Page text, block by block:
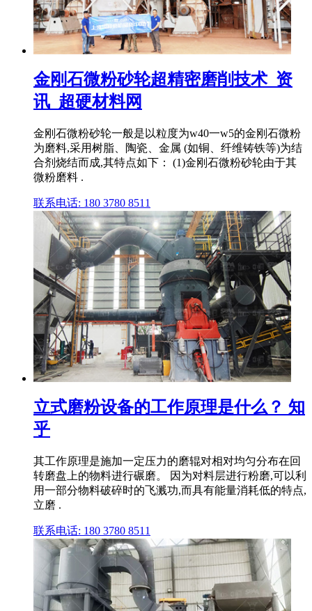
金刚石微粉砂轮超精密磨削技术_资
讯_超硬材料网
金刚石微粉砂轮一般是以粒度为w40一w5的金刚石微粉
为磨料,采用树脂、陶瓷、金属 (如铜、纤维铸铁等)为结
合剂烧结而成,其特点如下： (1)金刚石微粉砂轮由于其
微粉磨料 .
联系电话: 180 3780 8511
立式磨粉设备的工作原理是什么？ 知
乎
其工作原理是施加一定压力的磨辊对相对均匀分布在回
转磨盘上的物料进行碾磨。 因为对料层进行粉磨,可以利
用一部分物料破碎时的飞溅功,而具有能量消耗低的特点,
立磨 .
联系电话: 180 3780 8511